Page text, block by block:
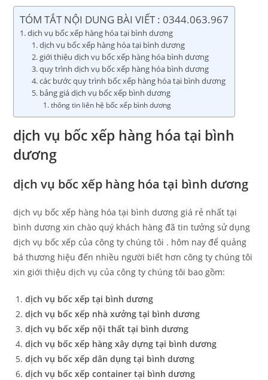
TÓM TẮT NỘI DUNG BÀI VIẾT : 0344.063.967
dịch vụ bốc xếp hàng hóa tại bình dương
dịch vụ bốc xếp hàng hóa tại bình dương
giới thiệu dịch vụ bốc xếp hàng hóa bình dương
quy trình dịch vụ bốc xếp hàng hóa bình dương
các bước quy trình bốc xếp hàng hóa tại bình dương
bảng giá dịch vụ bốc xếp bình dương
thông tin liên hệ bốc xếp bình dương
dịch vụ bốc xếp hàng hóa tại bình
dương
dịch vụ bốc xếp hàng hóa tại bình dương
dịch vụ bốc xếp hàng hóa tại bình dương giá rẻ nhất tại
bình dương xin chào quý khách hàng đã tin tưởng sử dụng
dịch vụ bốc xếp của công ty chúng tôi . hôm nay để quảng
bá thương hiệu đến nhiều người biết hơn công ty chúng tôi
xin giới thiệu dịch vụ của công ty chúng tôi bao gồm:
dịch vụ bốc xếp tại bình dương
dịch vụ bốc xếp nhà xưởng tại bình dương
dịch vụ bốc xếp nội thất tại bình dương
dịch vụ bốc xếp hàng xây dựng tại bình dương
dịch vụ bốc xếp dân dụng tại bình dương
dịch vụ bốc xếp container tại bình dương